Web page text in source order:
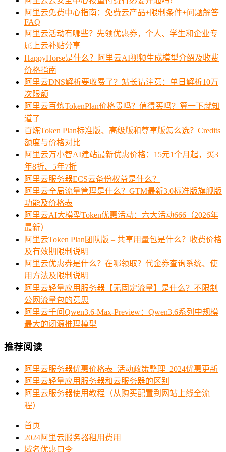
阿里云免费中心指南：免费云产品+限制条件+问题解答
FAQ
阿里云活动有哪些？先领优惠券，个人、学生和企业专
属上云补贴分享
HappyHorse是什么？阿里云AI视频生成模型介绍及收费
价格指南
阿里云DNS解析要收费了？站长请注意：单日解析10万
次限额
阿里云百炼TokenPlan价格贵吗？值得买吗？算一下就知
道了
百炼Token Plan标准版、高级版和尊享版怎么选？Credits
额度与价格对比
阿里云万小智AI建站最新优惠价格：15元1个月起，买3
年8折、5年7折
阿里云服务器ECS云备份权益是什么？
阿里云全局流量管理是什么？GTM最新3.0标准版旗舰版
功能及价格表
阿里云AI大模型Token优惠活动：六大活动666（2026年
最新）
阿里云Token Plan团队版 – 共享用量包是什么？收费价格
及有效期限制说明
阿里云优惠券是什么？在哪领取？代金券查询系统、使
用方法及限制说明
阿里云轻量应用服务器【无固定流量】是什么？不限制
公网流量包的意思
阿里云千问Qwen3.6-Max-Preview：Qwen3.6系列中规模
最大的闭源推理模型
推荐阅读
阿里云服务器优惠价格表_活动政策整理_2024优惠更新
阿里云轻量应用服务器和云服务器的区别
阿里云服务器使用教程（从购买配置到网站上线全流
程）
首页
2024阿里云服务器租用费用
域名优惠口令